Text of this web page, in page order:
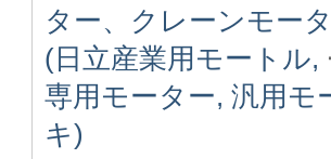
ター、クレーンモー
(日立産業用モートル,
専用モーター, 汎用モ
キ)